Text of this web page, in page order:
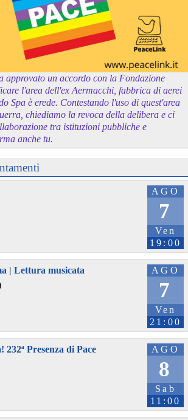
approvato un accordo con la Fondazione
l'area dell'ex Aermacchi, fabbrica di aerei
Spa è erede. Contestando l'uso di quest'area
chiediamo la revoca della delibera e ci
tra istituzioni pubbliche e
anche tu.
AGO
7
Ven
19:00
AGO
7
Ven
21:00
| Lettura musicata
AGO
8
Sab
11:00
Presenza di Pace